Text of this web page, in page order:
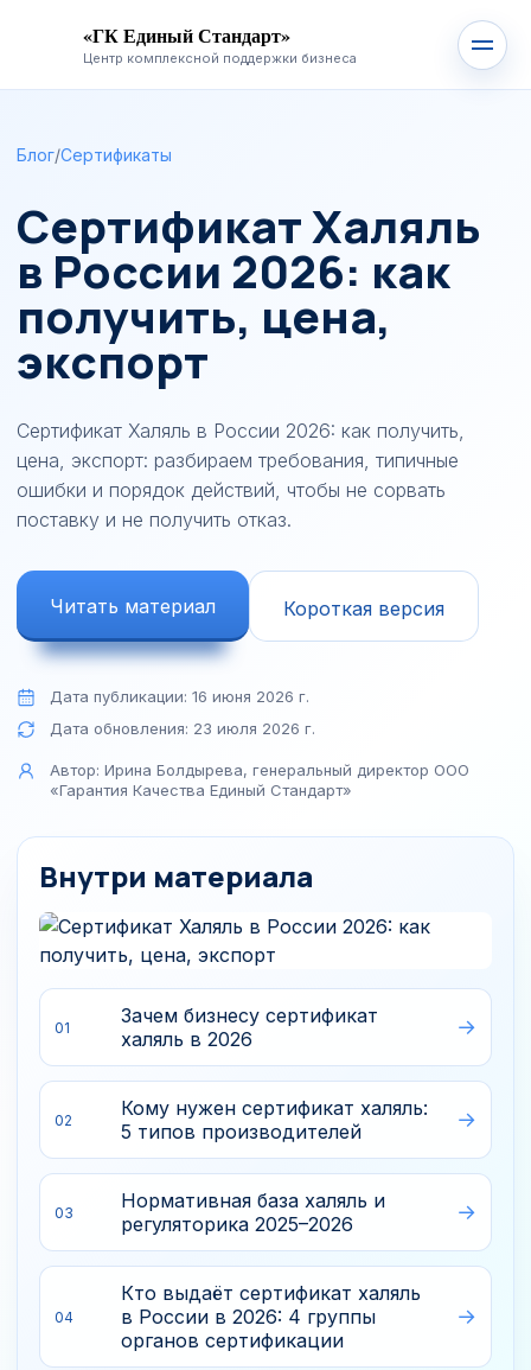
«ГК Единый Стандарт»
Центр комплексной поддержки бизнеса
Блог/Сертификаты
Сертификат Халяль
в России 2026: как
получить, цена,
экспорт
Сертификат Халяль в России 2026: как получить,
цена, экспорт: разбираем требования, типичные
ошибки и порядок действий, чтобы не сорвать
поставку и не получить отказ.
Читать материал Короткая версия
Дата публикации: 16 июня 2026 г.
Дата обновления: 23 июля 2026 г.
Автор: Ирина Болдырева, генеральный директор ООО
«Гарантия Качества Единый Стандарт»
Внутри материала
01
Зачем бизнесу сертификат
халяль в 2026
02
Кому нужен сертификат халяль:
5 типов производителей
03
Нормативная база халяль и
регуляторика 2025–2026
04
Кто выдаёт сертификат халяль
в России в 2026: 4 группы
органов сертификации